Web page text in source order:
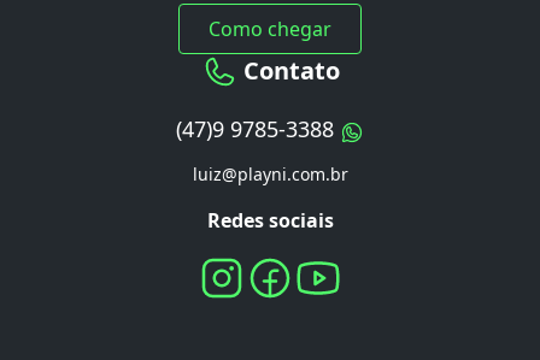
Como chegar
Contato
(47)9 9785-3388
luiz@playni.com.br
Redes sociais